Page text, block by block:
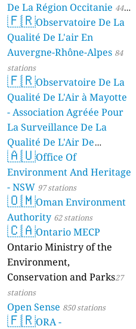
De La Région Occitanie 44
stations
🇫🇷Observatoire De La
Qualité De L'air En
Auvergne-Rhône-Alpes 84
stations
🇫🇷Observatoire De La
Qualité De L'Air à Mayotte
- Association Agréée Pour
La Surveillance De La
Qualité De L'Air De
Mayotte 4 stations
🇦🇺Office Of
Environment And Heritage
- NSW 97 stations
🇴🇲Oman Environment
Authority 62 stations
🇨🇦Ontario MECP
Ontario Ministry of the
Environment,
Conservation and Parks27
stations
Open Sense 850 stations
🇫🇷ORA -